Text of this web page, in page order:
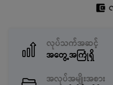
လုပ်သက်အဆင့်
အတွေ့အကြုံရှိ
အလုပ်အမျိုးအစား